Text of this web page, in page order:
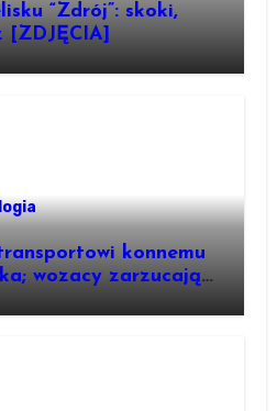
“Zdrój”: skoki,
[ZDJĘCIA]
konnemu
wozacy zarzucają